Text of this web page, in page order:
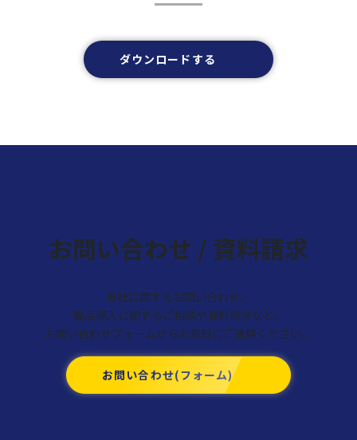
ダウンロードする
お問い合わせ / 資料請求
当社に関するお問い合わせ、
製品導入に関するご相談や資料請求など、
お問い合わせフォームからお気軽にご連絡ください。
お問い合わせ(フォーム)